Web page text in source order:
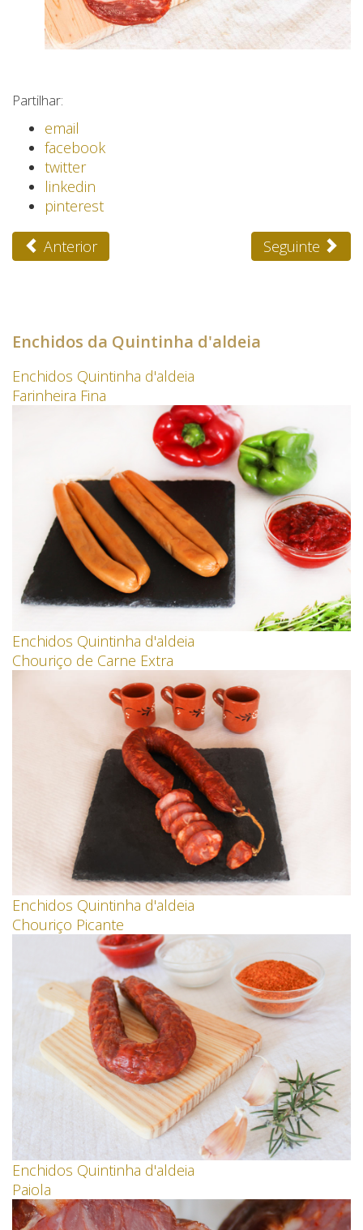
Partilhar:
email
facebook
twitter
linkedin
pinterest
Anterior Seguinte
Enchidos da Quintinha d'aldeia
Enchidos Quintinha d'aldeia
Farinheira Fina
Enchidos Quintinha d'aldeia
Chouriço de Carne Extra
Enchidos Quintinha d'aldeia
Chouriço Picante
Enchidos Quintinha d'aldeia
Paiola